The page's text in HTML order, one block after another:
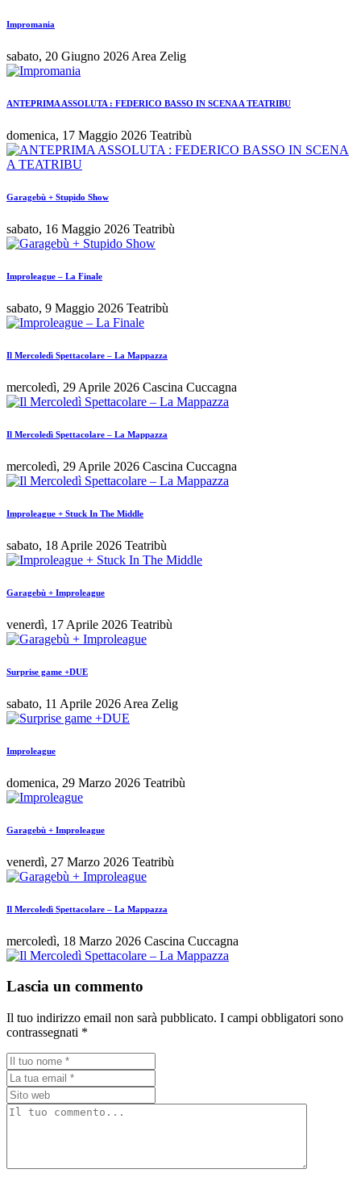
Impromania
sabato, 20 Giugno 2026 Area Zelig
ANTEPRIMA ASSOLUTA : FEDERICO BASSO IN SCENA A TEATRIBU
domenica, 17 Maggio 2026 Teatribù
Garagebù + Stupido Show
sabato, 16 Maggio 2026 Teatribù
Improleague – La Finale
sabato, 9 Maggio 2026 Teatribù
Il Mercoledì Spettacolare – La Mappazza
mercoledì, 29 Aprile 2026 Cascina Cuccagna
Il Mercoledì Spettacolare – La Mappazza
mercoledì, 29 Aprile 2026 Cascina Cuccagna
Improleague + Stuck In The Middle
sabato, 18 Aprile 2026 Teatribù
Garagebù + Improleague
venerdì, 17 Aprile 2026 Teatribù
Surprise game +DUE
sabato, 11 Aprile 2026 Area Zelig
Improleague
domenica, 29 Marzo 2026 Teatribù
Garagebù + Improleague
venerdì, 27 Marzo 2026 Teatribù
Il Mercoledì Spettacolare – La Mappazza
mercoledì, 18 Marzo 2026 Cascina Cuccagna
Lascia un commento
Il tuo indirizzo email non sarà pubblicato. I campi obbligatori sono
contrassegnati *